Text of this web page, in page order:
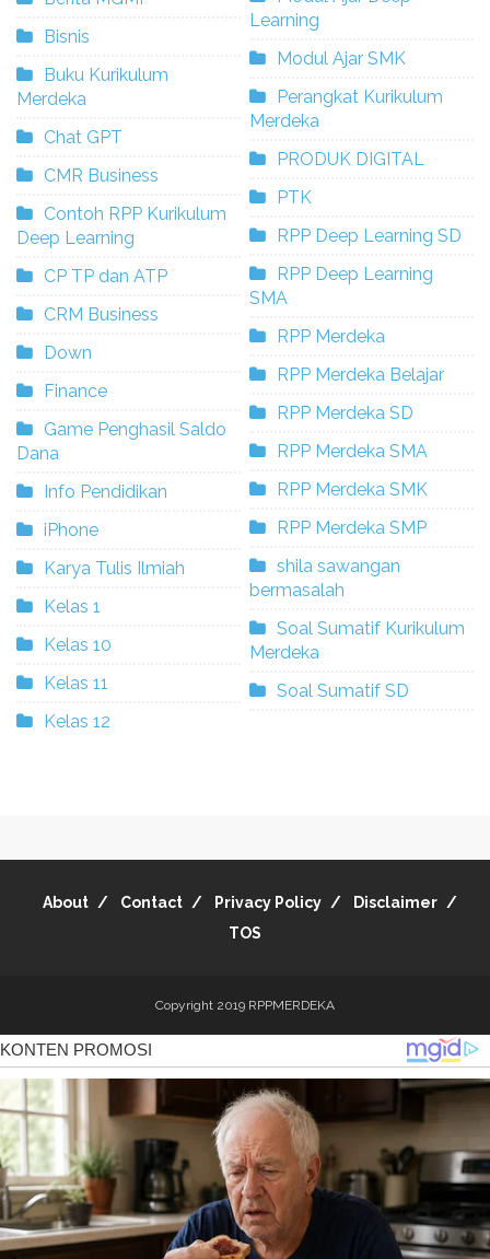
Bisnis
Buku Kurikulum
Merdeka
Chat GPT
CMR Business
Contoh RPP Kurikulum
Deep Learning
CP TP dan ATP
CRM Business
Down
Finance
Game Penghasil Saldo
Dana
Info Pendidikan
iPhone
Karya Tulis Ilmiah
Kelas 1
Kelas 10
Kelas 11
Kelas 12
Learning
Modul Ajar SMK
Perangkat Kurikulum
Merdeka
PRODUK DIGITAL
PTK
RPP Deep Learning SD
RPP Deep Learning
SMA
RPP Merdeka
RPP Merdeka Belajar
RPP Merdeka SD
RPP Merdeka SMA
RPP Merdeka SMK
RPP Merdeka SMP
shila sawangan
bermasalah
Soal Sumatif Kurikulum
Merdeka
Soal Sumatif SD
About Contact Privacy Policy
Disclaimer
TOS
Copyright 2019 RPPMERDEKA